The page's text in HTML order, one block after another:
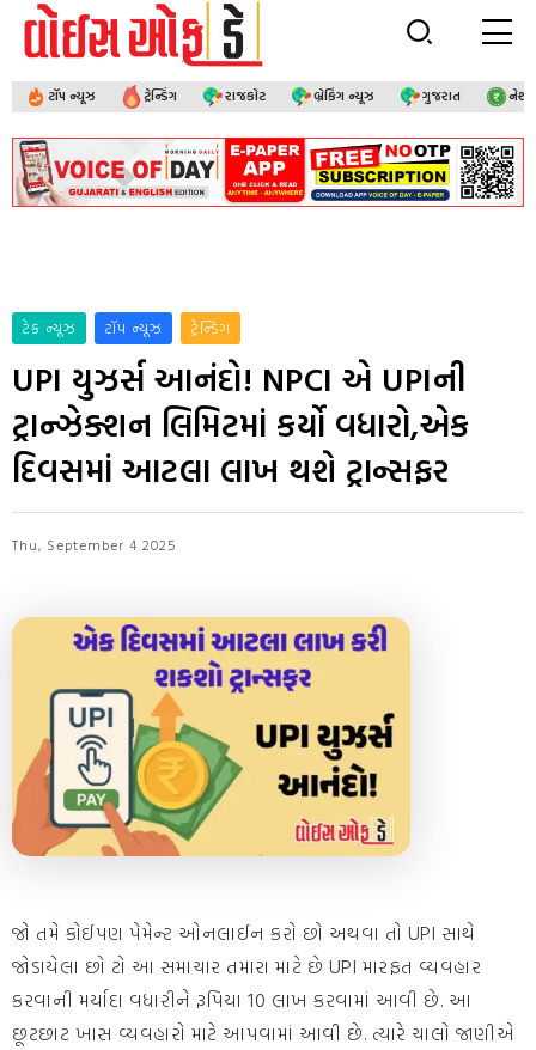
ટૉપ ન્યૂઝ ટ્રેન્ડિંગ રાજકોટ બ્રેકિંગ ન્યૂઝ ગુજરાત
ટેક ન્યૂઝ ટૉપ ન્યૂઝ ટ્રેન્ડિંગ
UPI યુઝર્સ આનંદો! NPCI એ UPIની
ટ્રાન્ઝેક્શન લિમિટમાં કર્યો વધારો,એક
દિવસમાં આટલા લાખ થશે ટ્રાન્સફર
Thu, September 4 2025
જો તમે કોઈપણ પેમેન્ટ ઓનલાઈન કરો છો અથવા તો UPI સાથે
જોડાયેલા છો ટો આ સમાચાર તમારા માટે છે UPI મારફત વ્યવહાર
કરવાની મર્યાદા વધારીને રૂપિયા 10 લાખ કરવામાં આવી છે. આ
છૂટછાટ ખાસ વ્યવહારો માટે આપવામાં આવી છે. ત્યારે ચાલો જાણીએ